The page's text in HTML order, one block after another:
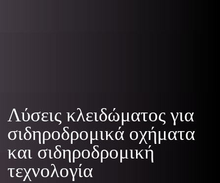
Λύσεις κλειδώματος για
σιδηροδρομικά οχήματα
και σιδηροδρομική
τεχνολογία